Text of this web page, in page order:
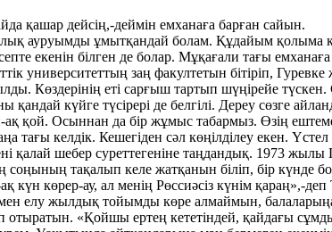
қашар дейсің,-деймін емханаға барған сайын.
ауруымды ұмытқандай болам. Құдайым қолыма
екенін білген де болар. Мұқағали тағы
университеттың заң факултетын бітіріп, Гуревке
Көздерінің еті сарғыш тартып шүңірейе түскен.
күйге түсірері де белгілі. Дереу сөзге
ақ қой. Осыннан да бір жұмыс табармыз. Өзің
келдік. Кешегіден сәл көңілділеу екен.
қалай шебер суреттегеніне таңдандық. 1973
тақалып келе жатқанын біліп, бір күнде
көрер-ау, ал менің Рөссиәсіз күнім қараң»,-
елу жылдық тойымды көре алмаймын,
отыратын. «Қойшы ертең кететіндей, қайдағы